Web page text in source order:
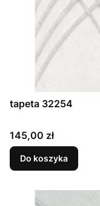
tapeta 32254
Cena
145,00 zł
Do koszyka